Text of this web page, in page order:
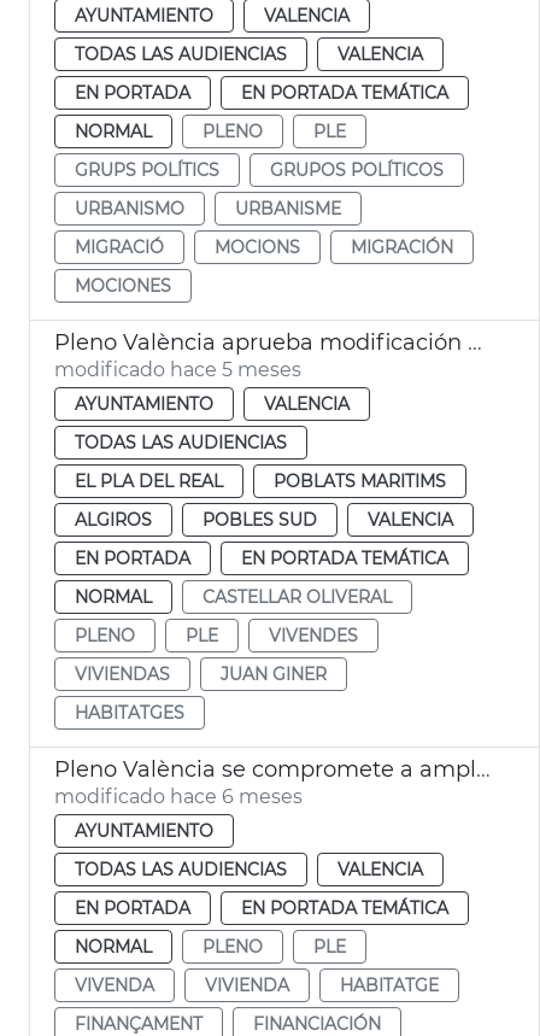
AYUNTAMIENTO
VALENCIA
TODAS LAS AUDIENCIAS
VALENCIA
EN PORTADA
EN PORTADA TEMÁTICA
NORMAL
PLENO
PLE
GRUPS POLÍTICS
GRUPOS POLÍTICOS
URBANISMO
URBANISME
MIGRACIÓ
MOCIONS
MIGRACIÓN
MOCIONES
Pleno València aprueba modificación PGOU cambio uso parcelas Telefónica
modificado hace 5 meses
AYUNTAMIENTO
VALENCIA
TODAS LAS AUDIENCIAS
EL PLA DEL REAL
POBLATS MARITIMS
ALGIROS
POBLES SUD
VALENCIA
EN PORTADA
EN PORTADA TEMÁTICA
NORMAL
CASTELLAR OLIVERAL
PLENO
PLE
VIVENDES
VIVIENDAS
JUAN GINER
HABITATGES
Pleno València se compromete a ampliar ayudas al alquiler
modificado hace 6 meses
AYUNTAMIENTO
TODAS LAS AUDIENCIAS
VALENCIA
EN PORTADA
EN PORTADA TEMÁTICA
NORMAL
PLENO
PLE
VIVENDA
VIVIENDA
HABITATGE
FINANÇAMENT
FINANCIACIÓN